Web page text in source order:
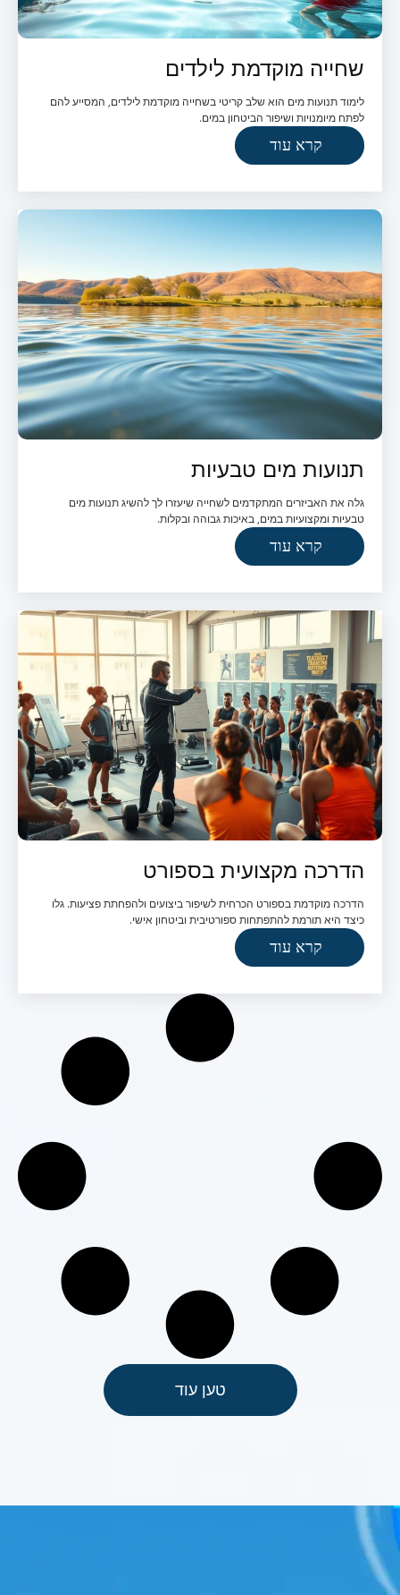
שחייה מוקדמת לילדים
לימוד תנועות מים הוא שלב קריטי בשחייה מוקדמת לילדים, המסייע להם
לפתח מיומנויות ושיפור הביטחון במים.
קרא עוד
תנועות מים טבעיות
גלה את האביזרים המתקדמים לשחייה שיעזרו לך להשיג תנועות מים
טבעיות ומקצועיות במים, באיכות גבוהה ובקלות.
קרא עוד
הדרכה מקצועית בספורט
הדרכה מוקדמת בספורט הכרחית לשיפור ביצועים ולהפחתת פציעות. גלו
כיצד היא תורמת להתפתחות ספורטיבית וביטחון אישי.
קרא עוד
טען עוד